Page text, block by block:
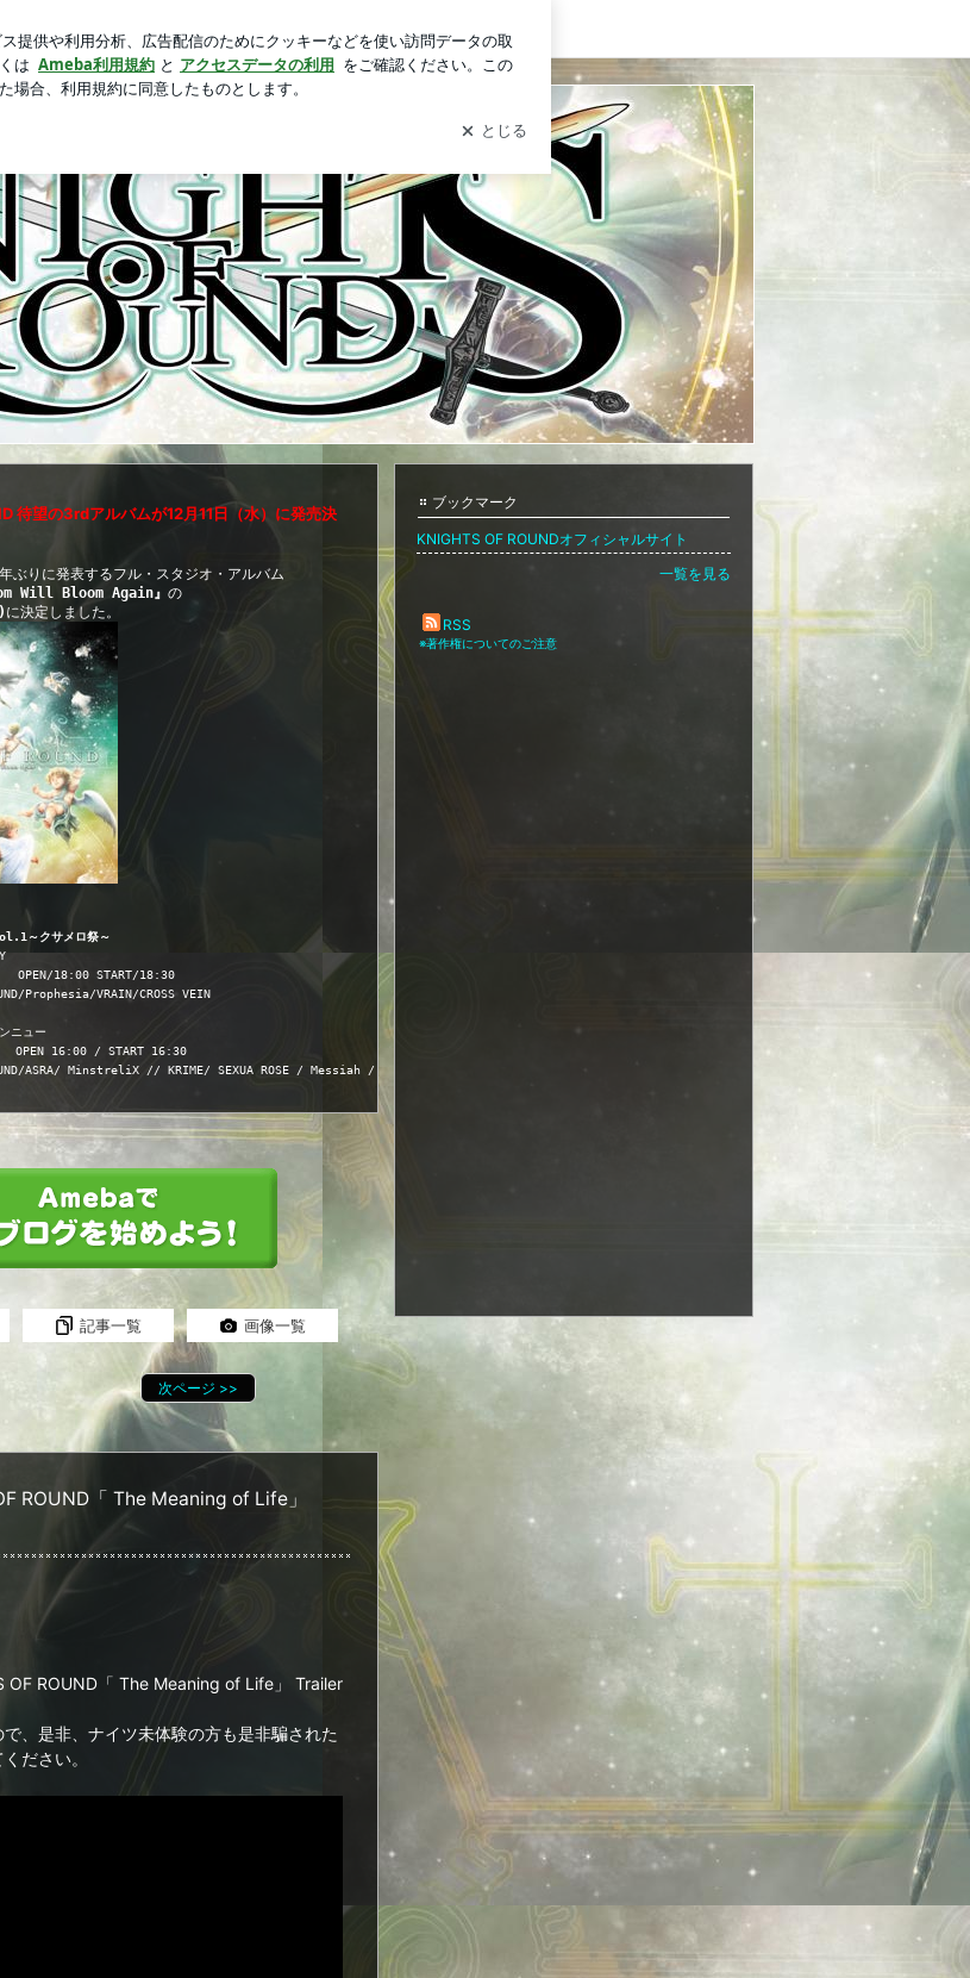
ログイン
待望の3rdアルバムが12月11日（水）に発売決
ぶりに発表するフル・スタジオ・アルバム
Will Bloom Again』 の
に決定しました。
～クサメロ祭～
）  OPEN/18:00 START/18:30
Prophesia/VRAIN/CROSS VEIN
ニュー
　OPEN 16:00 / START 16:30
ASRA/ MinstreliX // KRIME/ SEXUA ROSE / Messiah / Seventh Heaven
記事一覧 画像一覧
次ページ >>
ROUND「 The Meaning of Life」
OF ROUND「 The Meaning of Life」 Trailer
、是非、ナイツ未体験の方も是非騙された
ださい。
ブックマーク
KNIGHTS OF ROUNDオフィシャルサイト
一覧を見る
RSS
※著作権についてのご注意